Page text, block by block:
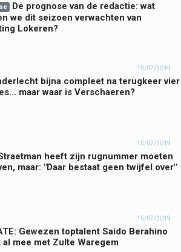
De prognose van de redactie: wat
we dit seizoen verwachten van
Lokeren?
15/07/2019
bijna compleet na terugkeer vier
maar waar is Verschaeren?
15/07/2019
heeft zijn rugnummer moeten
maar: "Daar bestaat geen twijfel over"
15/07/2019
Gewezen toptalent Saido Berahino
al mee met Zulte Waregem